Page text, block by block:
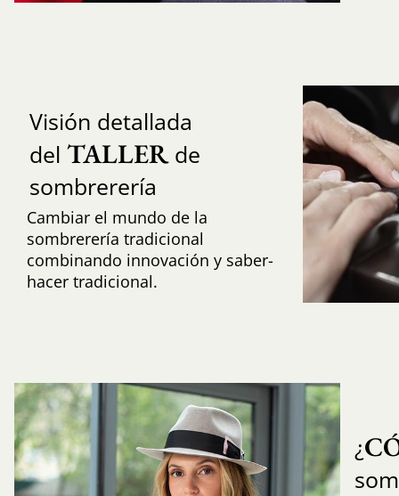
Visión detallada
del TALLERde
sombrerería
Cambiar el mundo de la
sombrerería tradicional
combinando innovación y saber-
hacer tradicional.
¿